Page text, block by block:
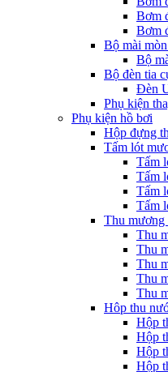
Bơm
Bơm
Bộ mài
Bộ
Bộ đèn tia
Đèn
Phụ kiện
Phụ kiện hồ bơi
Hộp đựng
Tấm lót
Tấm
Tấm
Tấm
Tấm
Thu mương
Thu
Thu
Thu
Thu
Thu
Hôp thu
Hộp
Hộp
Hộp
Hộp